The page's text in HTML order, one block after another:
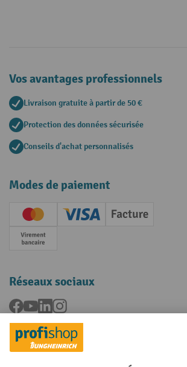
Vos avantages professionnels
Livraison gratuite à partir de 50 €
Protection des données sécurisée
Conseils d'achat personnalisés
Modes de paiement
Creditcard (Master)Creditcard (Visa)
Facture
Paiement anticipé
Réseaux sociaux
Facebook
YouTubeLinkedInInstagram
Langues